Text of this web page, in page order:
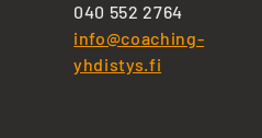
040 552 2764
info@coaching-
yhdistys.fi